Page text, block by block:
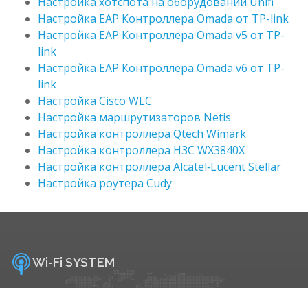
Настройка EAP Контроллера Omada от TP-link
Настройка EAP Контроллера Omada v5 от TP-
link
Настройка EAP Контроллера Omada v6 от TP-
link
Настройка Cisco WLC
Настройка маршрутизаторов Netis
Настройка контроллера Qtech Wimark
Настройка контроллера H3C WX3840X
Настройка контроллера Alcatel‑Lucent Stellar
Настройка роутера Cudy
Wi-Fi SYSTEM